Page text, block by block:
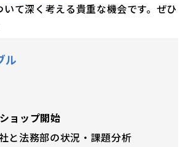
て深く考える貴重な機会です。ぜひ
ル
ョップ開始
法務部の状況・課題分析